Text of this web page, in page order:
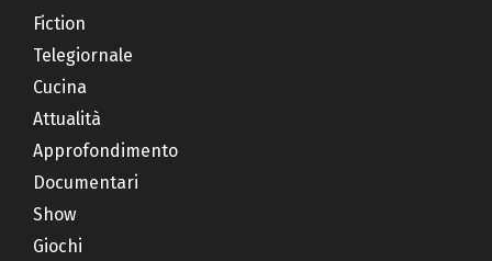
Fiction
Telegiornale
Cucina
Attualità
Approfondimento
Documentari
Show
Giochi